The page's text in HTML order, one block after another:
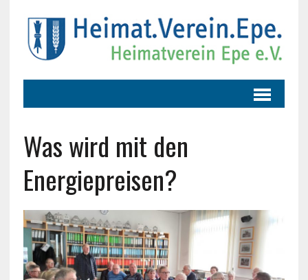
Was wird mit den
Energiepreisen?